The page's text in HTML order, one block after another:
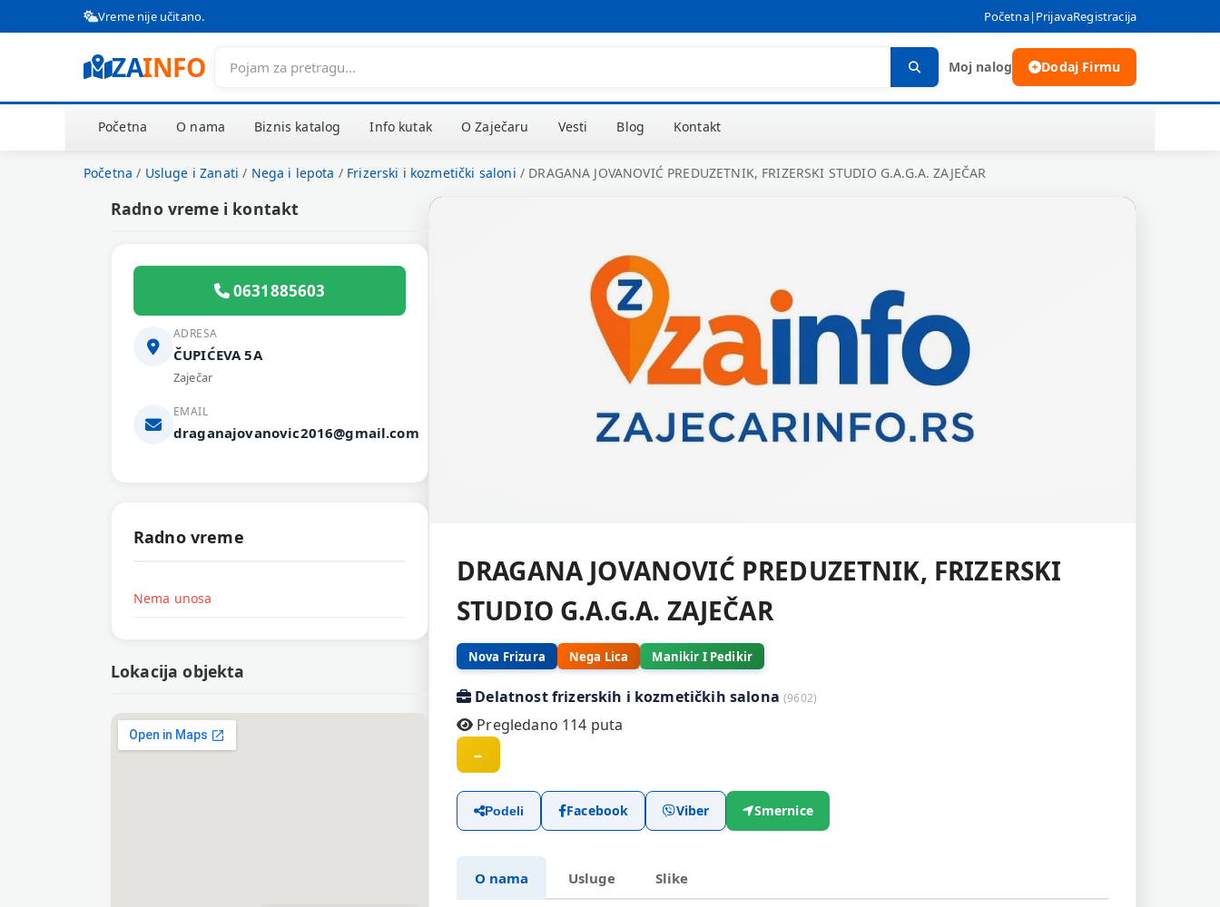
Vreme nije učitano. Početna| PrijavaRegistracija
ZAINFO Moj nalog Dodaj Firmu
Početna O nama Biznis katalog Info kutak O Zaječaru Vesti Blog Kontakt
Početna / Usluge i Zanati / Nega i lepota / Frizerski i kozmetički saloni / DRAGANA JOVANOVIĆ PREDUZETNIK, FRIZERSKI STUDIO G.A.G.A. ZAJEČAR
DRAGANA JOVANOVIĆ PREDUZETNIK, FRIZERSKI
STUDIO G.A.G.A. ZAJEČAR
Nova Frizura Nega Lica Manikir I Pedikir
Delatnost frizerskih i kozmetičkih salona(9602)
Pregledano 114 puta
–
Podeli Facebook Viber Smernice
O nama Usluge Slike
Radno vreme i kontakt
0631885603
ADRESA
ČUPIĆEVA 5A
Zaječar
EMAIL
draganajovanovic2016@gmail.com
Radno vreme
Nema unosa
Lokacija objekta